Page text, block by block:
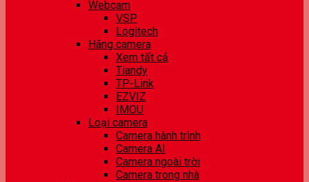
Webcam
VSP
Logitech
Hãng camera
Xem tất cả
Tiandy
TP-Link
EZVIZ
IMOU
Loại camera
Camera hành trình
Camera AI
Camera ngoài trời
Camera trong nhà